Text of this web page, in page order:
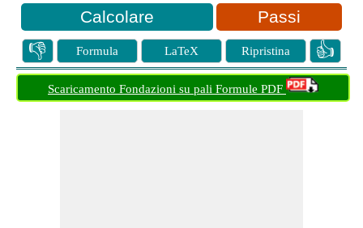
Passi
👎 Formula LaTeX Ripristina 👍
Scaricamento Fondazioni su pali Formule PDF